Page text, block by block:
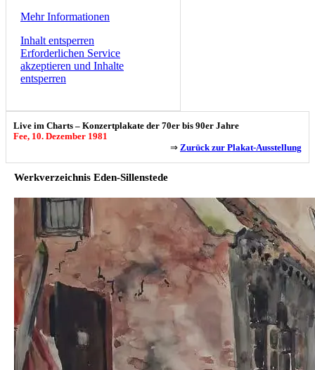
Mehr Informationen
Inhalt entsperren
Erforderlichen Service
akzeptieren und Inhalte
entsperren
Live im Charts – Konzertplakate der 70er bis 90er Jahre
Fee, 10. Dezember 1981
⇒ Zurück zur Plakat-Ausstellung
Werkverzeichnis Eden-Sillenstede